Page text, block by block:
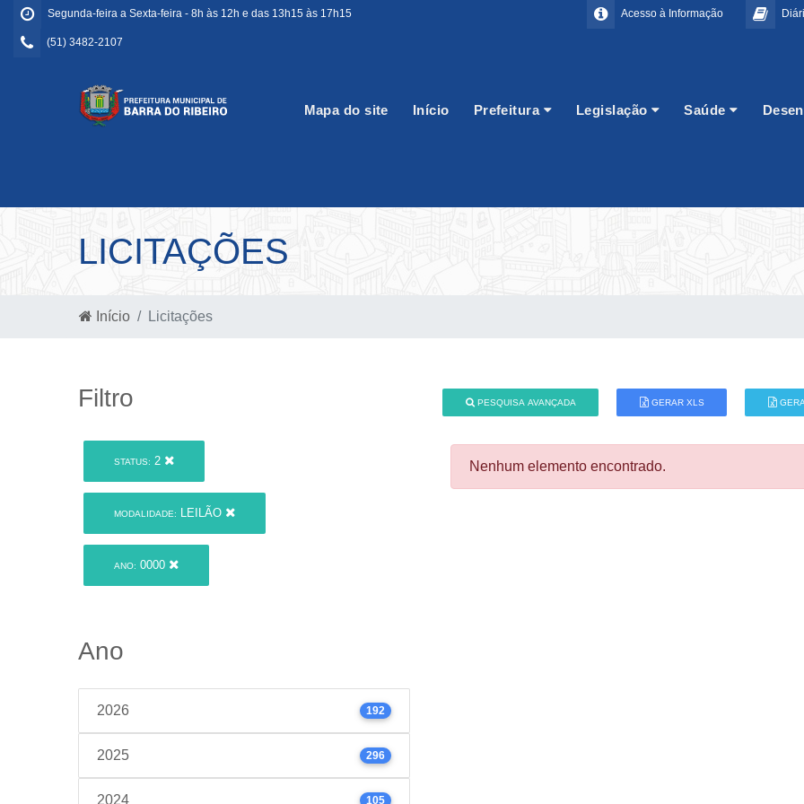
Segunda-feira a Sexta-feira - 8h às 12h e das 13h15 às 17h15
(51) 3482-2107
Acesso à Informação
Mapa do site Início Prefeitura Legislação Saúde
LICITAÇÕES
Início Licitações
Filtro
STATUS: 2
MODALIDADE: LEILÃO
ANO: 0000
Ano
2026 192
2025 296
2024 105
PESQUISA AVANÇADA GERAR XLS
Nenhum elemento encontrado.